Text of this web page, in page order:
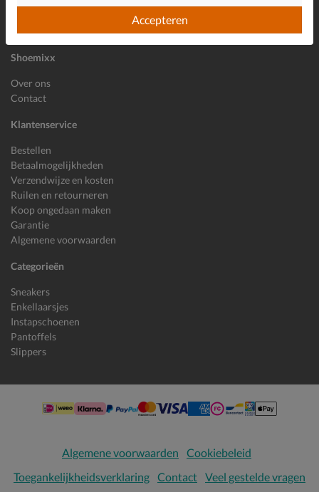
Shoemixx
Over ons
Contact
Klantenservice
Bestellen
Betaalmogelijkheden
Verzendwijze en kosten
Ruilen en retourneren
Koop ongedaan maken
Garantie
Algemene voorwaarden
Categorieën
Sneakers
Enkellaarsjes
Instapschoenen
Pantoffels
Slippers
Algemene voorwaarden
Cookiebeleid
Toegankelijkheidsverklaring Contact Veel gestelde vragen
Accepteren